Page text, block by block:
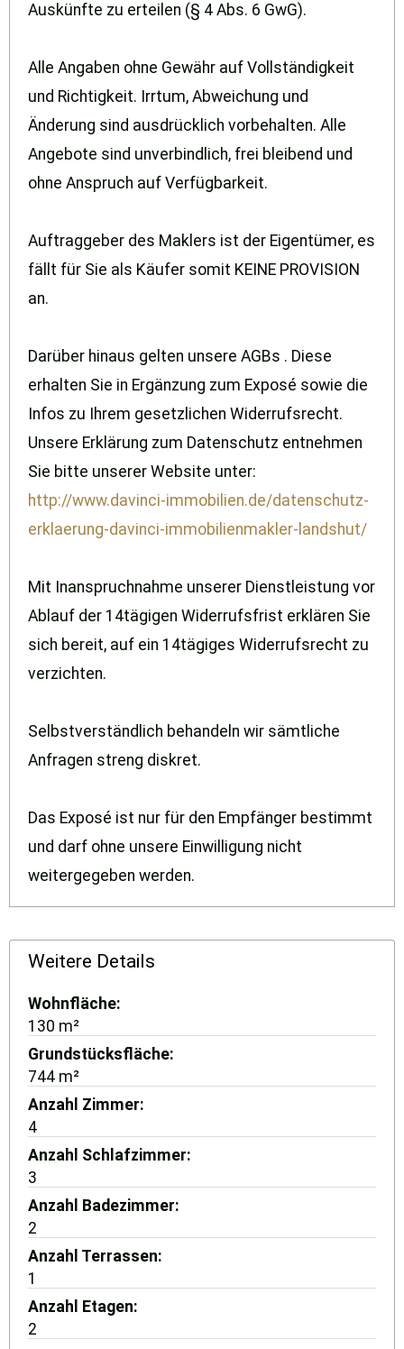
Auskünfte zu erteilen (§ 4 Abs. 6 GwG).
Alle Angaben ohne Gewähr auf Vollständigkeit
und Richtigkeit. Irrtum, Abweichung und
Änderung sind ausdrücklich vorbehalten. Alle
Angebote sind unverbindlich, frei bleibend und
ohne Anspruch auf Verfügbarkeit.
Auftraggeber des Maklers ist der Eigentümer, es
fällt für Sie als Käufer somit KEINE PROVISION
an.
Darüber hinaus gelten unsere AGBs . Diese
erhalten Sie in Ergänzung zum Exposé sowie die
Infos zu Ihrem gesetzlichen Widerrufsrecht.
Unsere Erklärung zum Datenschutz entnehmen
Sie bitte unserer Website unter:
http://www.davinci-immobilien.de/datenschutz-
erklaerung-davinci-immobilienmakler-landshut/
Mit Inanspruchnahme unserer Dienstleistung vor
Ablauf der 14tägigen Widerrufsfrist erklären Sie
sich bereit, auf ein 14tägiges Widerrufsrecht zu
verzichten.
Selbstverständlich behandeln wir sämtliche
Anfragen streng diskret.
Das Exposé ist nur für den Empfänger bestimmt
und darf ohne unsere Einwilligung nicht
weitergegeben werden.
Weitere Details
Wohnfläche
130 m²
Grundstücksfläche
744 m²
Anzahl Zimmer
4
Anzahl Schlafzimmer
3
Anzahl Badezimmer
2
Anzahl Terrassen
1
Anzahl Etagen
2